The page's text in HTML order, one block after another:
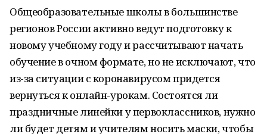
Общеобразовательные школы в большинстве
регионов России активно ведут подготовку к
новому учебному году и рассчитывают начать
обучение в очном формате, но не исключают, что
из-за ситуации с коронавирусом придется
вернуться к онлайн-урокам. Состоятся ли
праздничные линейки у первоклассников, нужно
ли будет детям и учителям носить маски, чтобы